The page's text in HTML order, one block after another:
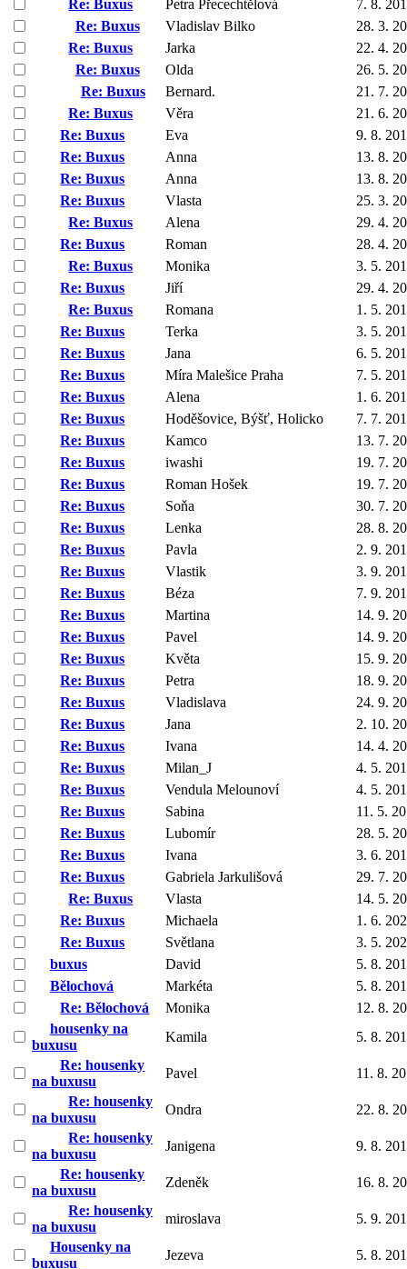
Re: Buxus Petra Přecechtělová
7. 8.
Re: Buxus
Vladislav Bilko
28. 3.
Re: Buxus
Jarka
22. 4.
Re: Buxus
Olda
26. 5.
Re: Buxus
Bernard.
21. 7.
Re: Buxus
Věra
21. 6.
Re: Buxus
Eva
9. 8.
Re: Buxus
Anna
13. 8.
Re: Buxus
Anna
13. 8.
Re: Buxus
Vlasta
25. 3.
Re: Buxus
Alena
29. 4.
Re: Buxus
Roman
28. 4.
Re: Buxus
Monika
3. 5.
Re: Buxus
Jiří
29. 4.
Re: Buxus
Romana
1. 5.
Re: Buxus
Terka
3. 5.
Re: Buxus
Jana
6. 5.
Re: Buxus
Míra Malešice Praha
7. 5.
Re: Buxus
Alena
1. 6.
Re: Buxus
Hoděšovice, Býšť, Holicko
7. 7.
Re: Buxus
Kamco
13. 7.
Re: Buxus
iwashi
19. 7.
Re: Buxus
Roman Hošek
19. 7.
Re: Buxus
Soňa
30. 7.
Re: Buxus
Lenka
28. 8.
Re: Buxus
Pavla
2. 9.
Re: Buxus
Vlastik
3. 9.
Re: Buxus
Béza
7. 9.
Re: Buxus
Martina
14. 9.
Re: Buxus
Pavel
14. 9.
Re: Buxus
Květa
15. 9.
Re: Buxus
Petra
18. 9.
Re: Buxus
Vladislava
24. 9.
Re: Buxus
Jana
2. 10.
Re: Buxus
Ivana
14. 4.
Re: Buxus
Milan_J
4. 5.
Re: Buxus
Vendula Melounoví
4. 5.
Re: Buxus
Sabina
11. 5.
Re: Buxus
Lubomír
28. 5.
Re: Buxus
Ivana
3. 6.
Re: Buxus
Gabriela Jarkulišová
29. 7.
Re: Buxus
Vlasta
14. 5.
Re: Buxus
Michaela
1. 6.
Re: Buxus
Světlana
3. 5.
buxus
David
5. 8.
Bělochová
Markéta
5. 8.
Re: Bělochová
Monika
12. 8.
housenky na
buxusu
Kamila
5. 8.
Re: housenky
na buxusu
Pavel
11. 8.
Re: housenky
na buxusu
Ondra
22. 8.
Re: housenky
na buxusu
Janigena
9. 8.
Re: housenky
na buxusu
Zdeněk
16. 8.
Re: housenky
na buxusu
miroslava
5. 9.
Housenky na
buxusu
Jezeva
5. 8.